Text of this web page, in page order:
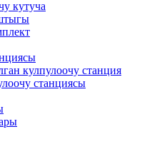
кутуча
кулпулоочу станция
станциясы